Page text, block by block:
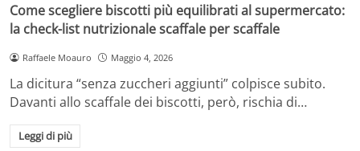
Come scegliere biscotti più equilibrati al supermercato:
la check-list nutrizionale scaffale per scaffale
Raffaele Moauro Maggio 4, 2026
La dicitura “senza zuccheri aggiunti” colpisce subito.
Davanti allo scaffale dei biscotti, però, rischia di…
Leggi di più